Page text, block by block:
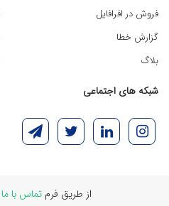
فروش در افرافایل
گزارش خطا
بلاگ
شبکه های اجتماعی
از طریق فرمتماس با ما